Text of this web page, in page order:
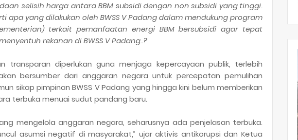
selisih harga antara BBM subsidi dengan non subsidi yang tinggi.
apa yang dilakukan oleh BWSS V Padang dalam mendukung program
terkait pemanfaatan energi BBM bersubsidi agar tepat
rekanan di BWSS V Padang..?
transparan diperlukan guna menjaga kepercayaan publik, terlebih
bersumber dari anggaran negara untuk percepatan pemulihan
sikap pimpinan BWSS V Padang yang hingga kini belum memberikan
terbuka menuai sudut pandang baru.
mengelola anggaran negara, seharusnya ada penjelasan terbuka.
asumsi negatif di masyarakat,” ujar aktivis antikorupsi dan Ketua